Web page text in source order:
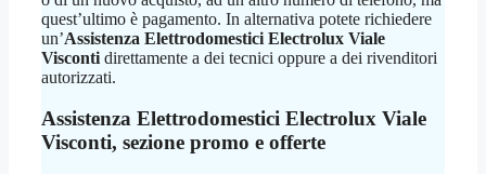
quest’ultimo è pagamento. In alternativa potete richiedere
un’Assistenza Elettrodomestici Electrolux Viale
Visconti direttamente a dei tecnici oppure a dei rivenditori
autorizzati.
Assistenza Elettrodomestici Electrolux Viale
Visconti, sezione promo e offerte